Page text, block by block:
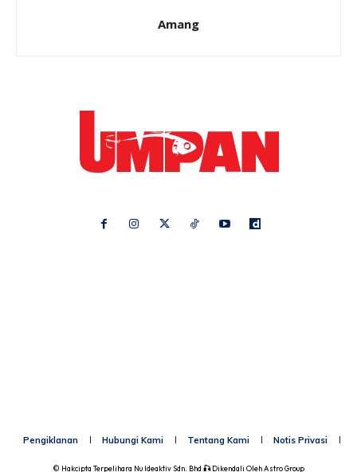
Amang
Pengiklanan Hubungi Kami Tentang Kami Notis Privasi
© Hakcipta Terpelihara Nu Ideaktiv Sdn. Bhd 🎣Dikendali OlehAstro Group